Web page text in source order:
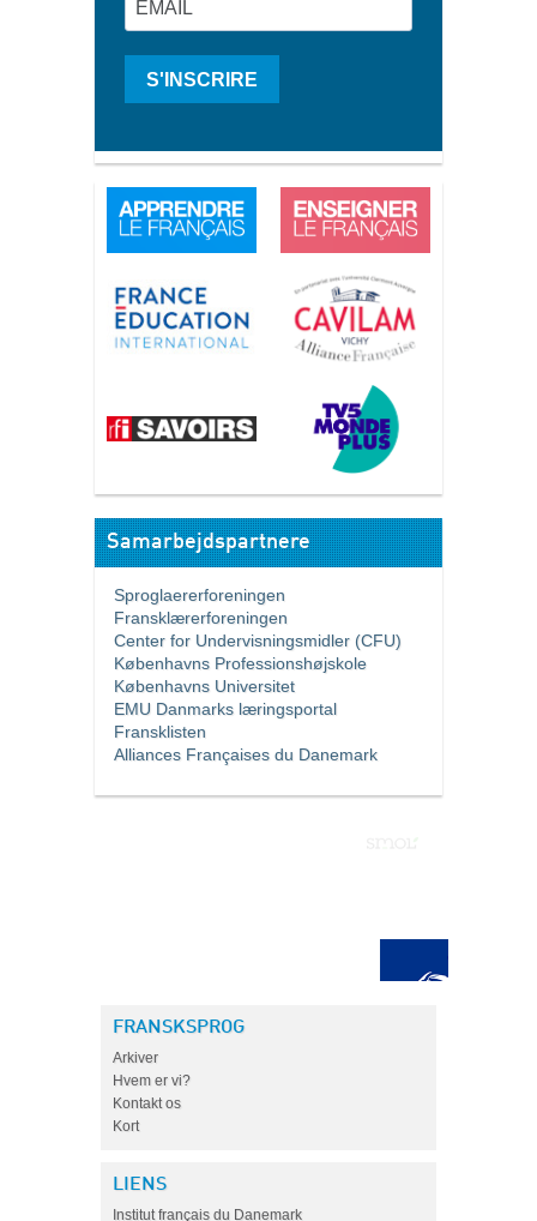
S'INSCRIRE
Samarbejdspartnere
Sproglaererforeningen
Fransklærerforeningen
Center for Undervisningsmidler (CFU)
Københavns Professionshøjskole
Københavns Universitet
EMU Danmarks læringsportal
Fransklisten
Alliances Françaises du Danemark
FRANSKSPROG
Arkiver
Hvem er vi?
Kontakt os
Kort
LIENS
Institut français du Danemark